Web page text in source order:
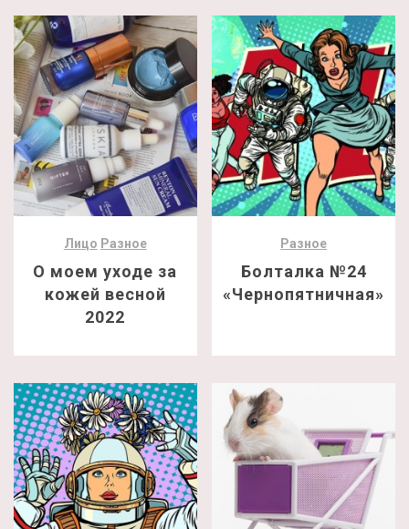
Лицо Разное
О моем уходе за
кожей весной
2022
Разное
Болталка №24
«Чернопятничная»